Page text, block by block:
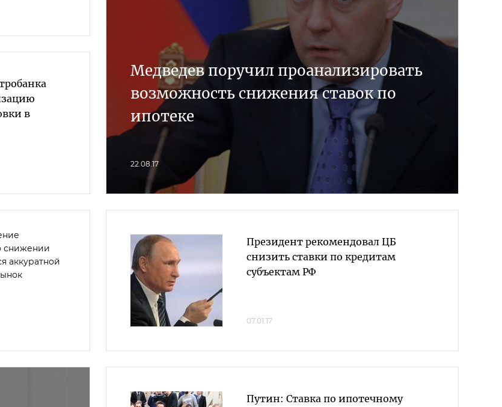
в
Медведев поручил проанализировать
возможность снижения ставок по
ипотеке
22.08.17
снижении
аккуратной
Президент рекомендовал ЦБ
снизить ставки по кредитам
субъектам РФ
07.01.17
Путин: Ставка по ипотечному